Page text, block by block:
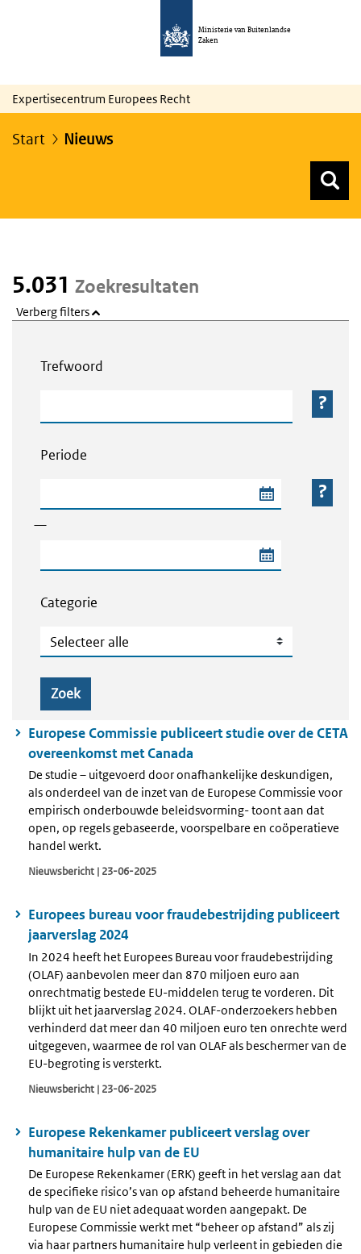
Ministerie van Buitenlandse
Zaken
Expertisecentrum Europees Recht
Start Nieuws
5.031 Zoekresultaten
Verberg filters
Trefwoord
Periode
—
Categorie
Categorie
Zoek
Europese Commissie publiceert studie over de CETA
overeenkomst met Canada
De studie – uitgevoerd door onafhankelijke deskundigen,
als onderdeel van de inzet van de Europese Commissie voor
empirisch onderbouwde beleidsvorming- toont aan dat
open, op regels gebaseerde, voorspelbare en coöperatieve
handel werkt.
Nieuwsbericht | 23-06-2025
Europees bureau voor fraudebestrijding publiceert
jaarverslag 2024
In 2024 heeft het Europees Bureau voor fraudebestrijding
(OLAF) aanbevolen meer dan 870 miljoen euro aan
onrechtmatig bestede EU-middelen terug te vorderen. Dit
blijkt uit het jaarverslag 2024. OLAF-onderzoekers hebben
verhinderd dat meer dan 40 miljoen euro ten onrechte werd
uitgegeven, waarmee de rol van OLAF als beschermer van de
EU-begroting is versterkt.
Nieuwsbericht | 23-06-2025
Europese Rekenkamer publiceert verslag over
humanitaire hulp van de EU
De Europese Rekenkamer (ERK) geeft in het verslag aan dat
de specifieke risico’s van op afstand beheerde humanitaire
hulp van de EU niet adequaat worden aangepakt. De
Europese Commissie werkt met “beheer op afstand” als zij
via haar partners humanitaire hulp verleent in gebieden die